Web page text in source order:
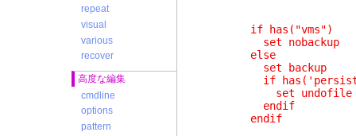
repeat
visual
various
recover
高度な編集
cmdline
options
pattern
if has("vms")
set nobackup
else
set backup
if
set undofile
endif
endif